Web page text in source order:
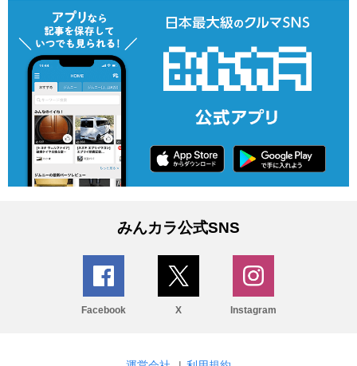
みんカラ公式SNS
Facebook X Instagram